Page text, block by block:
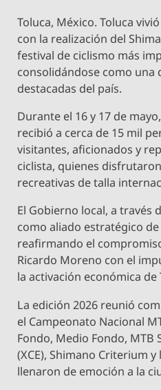
Toluca, México. Toluca
con la realización del
festival de ciclismo más
consolidándose como una
destacadas del país.
Durante el 16 y 17 de
recibió a cerca de 15 mil
visitantes, aficionados y
ciclista, quienes
recreativas de talla
El Gobierno local, a través
como aliado estratégico
reafirmando el
Ricardo Moreno con el
la activación económica de
La edición 2026 reunió
el Campeonato Nacional
Fondo, Medio Fondo, MTB
(XCE), Shimano Criterium
llenaron de emoción a la